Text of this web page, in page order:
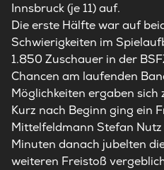
Innsbruck (je 11) auf.
Die erste Hälfte war auf
Schwierigkeiten im
1.850 Zuschauer in der
Chancen am laufenden
Möglichkeiten ergaben
Kurz nach Beginn ging ein
Mittelfeldmann Stefan
Minuten danach jubelten
weiteren Freistoß